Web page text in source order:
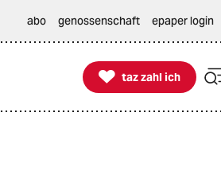
abo genossenschaft epaper login

taz zahl ich
taz zahl ich